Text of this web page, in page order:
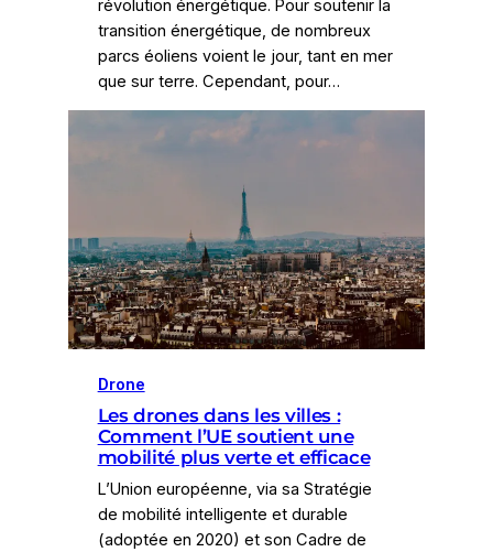
révolution énergétique. Pour soutenir la
transition énergétique, de nombreux
parcs éoliens voient le jour, tant en mer
que sur terre. Cependant, pour…
Drone
Les drones dans les villes :
Comment l’UE soutient une
mobilité plus verte et efficace
L’Union européenne, via sa Stratégie
de mobilité intelligente et durable
(adoptée en 2020) et son Cadre de